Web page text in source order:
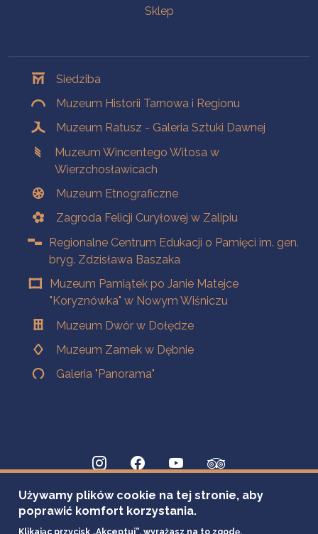
Sklep
Siedziba
Muzeum Historii Tarnowa i Regionu
Muzeum Ratusz - Galeria Sztuki Dawnej
Muzeum Wincentego Witosa w
Wierzchosławicach
Muzeum Etnograficzne
Zagroda Felicji Curyłowej w Zalipiu
Regionalne Centrum Edukacji o Pamięci im. gen.
bryg. Zdzisława Baszaka
Muzeum Pamiątek po Janie Matejce
"Koryznówka" w Nowym Wiśniczu
Muzeum Dwór w Dołędze
Muzeum Zamek w Dębnie
Galeria "Panorama"
Używamy plików cookie na tej stronie, aby
poprawić komfort korzystania.
Klikając przycisk „Akceptuj”, wyrażasz na to zgodę.